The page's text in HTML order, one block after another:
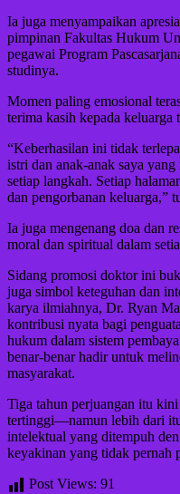
Ia juga menyampaikan
pimpinan Fakultas Hukum
pegawai Program
studinya.
Momen paling emosional
terima kasih kepada keluarga
“Keberhasilan ini tidak
istri dan anak-anak saya
setiap langkah. Setiap
dan pengorbanan keluarga,”
Ia juga mengenang doa dan
moral dan spiritual dalam
Sidang promosi doktor ini
juga simbol keteguhan dan
karya ilmiahnya, Dr. Ryan
kontribusi nyata bagi
hukum dalam sistem
benar-benar hadir untuk
masyarakat.
Tiga tahun perjuangan itu
tertinggi—namun lebih dari
intelektual yang ditempuh
keyakinan yang tidak pernah
Post Views: 91